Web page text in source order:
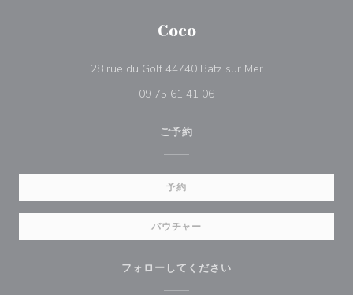
Coco
28 rue du Golf 44740 Batz sur Mer((新しいウィンド
09 75 61 41 06
ご予約
予約
バウチャー
フォローしてください